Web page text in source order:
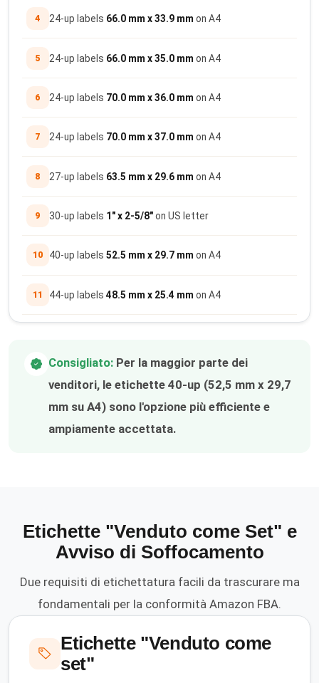
4 24-up labels 66.0 mm x 33.9 mm on A4
5 24-up labels 66.0 mm x 35.0 mm on A4
6 24-up labels 70.0 mm x 36.0 mm on A4
7 24-up labels 70.0 mm x 37.0 mm on A4
8 27-up labels 63.5 mm x 29.6 mm on A4
9 30-up labels 1" x 2-5/8"on US letter
10 40-up labels 52.5 mm x 29.7 mm on A4
11 44-up labels 48.5 mm x 25.4 mm on A4
Consigliato: Per la maggior parte dei
venditori, le etichette 40-up (52,5 mm x 29,7
mm su A4) sono l'opzione più efficiente e
ampiamente accettata.
Etichette "Venduto come Set" e
Avviso di Soffocamento
Due requisiti di etichettatura facili da trascurare ma
fondamentali per la conformità Amazon FBA.
Etichette "Venduto come
set"